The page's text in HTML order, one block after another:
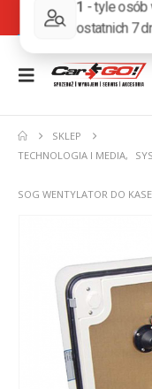
SKLEP
TECHNOLOGIA I MEDIA,
SOG WENTYLATOR DO